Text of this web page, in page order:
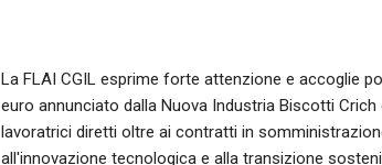
La FLAI CGIL esprime forte attenzione e accoglie
euro annunciato dalla Nuova Industria Biscotti
lavoratrici diretti oltre ai contratti in
all'innovazione tecnologica e alla transizione